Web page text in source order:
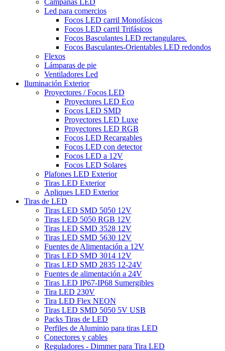
Led para comercios
Focos LED carril Monofásicos
Focos LED carril Trifásicos
Focos Basculantes LED rectangulares.
Focos Basculantes-Orientables LED redondos
Flexos
Lámparas de pie
Ventiladores Led
Iluminación Exterior
Proyectores / Focos LED
Proyectores LED Eco
Focos LED SMD
Proyectores LED Luxe
Proyectores LED RGB
Focos LED Recargables
Focos LED con detector
Focos LED a 12V
Focos LED Solares
Plafones LED Exterior
Tiras LED Exterior
Apliques LED Exterior
Tiras de LED
Tiras LED SMD 5050 12V
Tiras LED 5050 RGB 12V
Tiras LED SMD 3528 12V
Tiras LED SMD 5630 12V
Fuentes de Alimentación a 12V
Tiras LED SMD 3014 12V
Tiras LED SMD 2835 12-24V
Fuentes de alimentación a 24V
Tiras LED IP67-IP68 Sumergibles
Tira LED 230V
Tira LED Flex NEON
Tiras LED SMD 5050 5V USB
Packs Tiras de LED
Perfiles de Aluminio para tiras LED
Conectores y cables
Reguladores - Dimmer para Tira LED